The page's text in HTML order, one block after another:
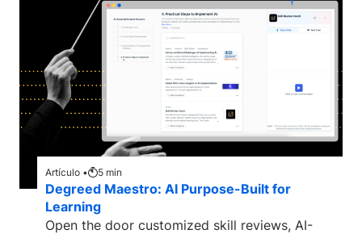
Artículo • 5 min
Degreed Maestro: AI Purpose-Built for
Learning
Open the door customized skill reviews, AI-